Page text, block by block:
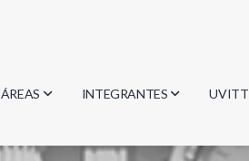
ÁREAS
Biología
INTEGRANTES
Investigadores
UVITT